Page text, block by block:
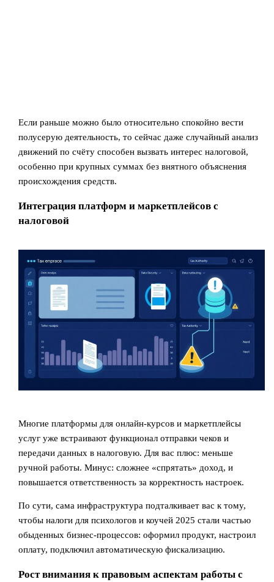
Если раньше можно было относительно спокойно вести
полусерую деятельность, то сейчас даже случайный анализ
движений по счёту способен вызвать интерес налоговой,
особенно при крупных суммах без внятного объяснения
происхождения средств.
Интеграция платформ и маркетплейсов с
налоговой
Многие платформы для онлайн‑курсов и маркетплейсы
услуг уже встраивают функционал отправки чеков и
передачи данных в налоговую. Для вас плюс: меньше
ручной работы. Минус: сложнее «спрятать» доход, и
повышается ответственность за корректность настроек.
По сути, сама инфраструктура подталкивает вас к тому,
чтобы налоги для психологов и коучей 2025 стали частью
обыденных бизнес‑процессов: оформил продукт, настроил
оплату, подключил автоматическую фискализацию.
Рост внимания к правовым аспектам работы с